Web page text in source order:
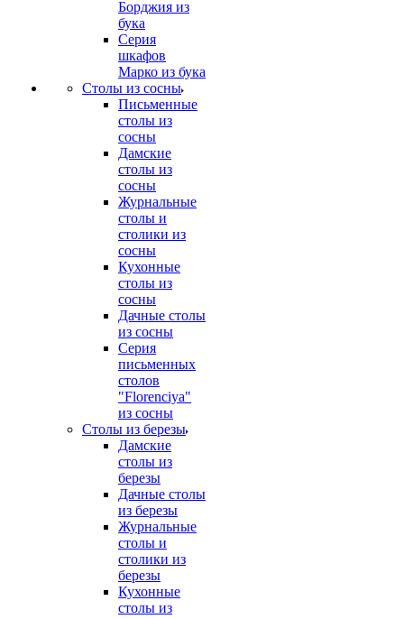
Борджия из
бука
Серия
шкафов
Марко из бука
Столы из сосны
Письменные
столы из
сосны
Дамские
столы из
сосны
Журнальные
столы и
столики из
сосны
Кухонные
столы из
сосны
Дачные столы
из сосны
Серия
письменных
столов
"Florenciya"
из сосны
Столы из березы
Дамские
столы из
березы
Дачные столы
из березы
Журнальные
столы и
столики из
березы
Кухонные
столы из